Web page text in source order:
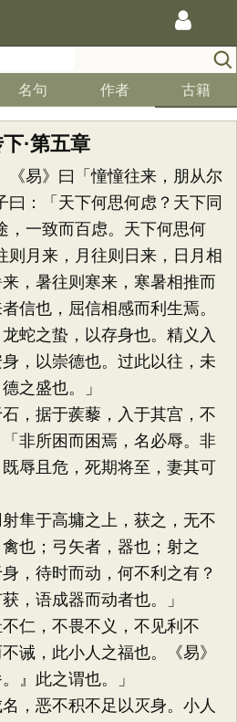
名句 作者 古籍
·第五章
曰「憧憧往来，朋从尔
曰：「天下何思何虑？天下同
，一致而百虑。天下何思何
则月来，月往则日来，日月相
，暑往则寒来，寒暑相推而
信也，屈信相感而利生焉。
蛇之蛰，以存身也。精义入
，以崇德也。过此以往，未
之盛也。」
据于蒺藜，入于其宫，不
非所困而困焉，名必辱。非
辱且危，死期将至，妻其可
于高墉之上，获之，无不
也；弓矢者，器也；射之
，待时而动，何不利之有？
，语成器而动者也。」
，不畏不义，不见利不
诫，此小人之福也。《易》
』此之谓也。」
恶不积不足以灭身。小人